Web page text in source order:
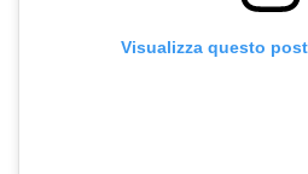
Visualizza questo